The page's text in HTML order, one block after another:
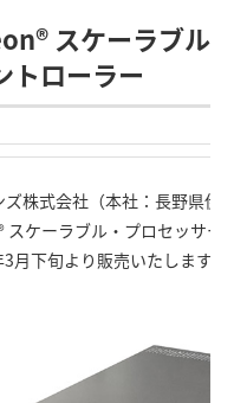
スケーラブル
トローラー
株式会社（本社：長野県伊
スケーラブル・プロセッサ
月下旬より販売いたします。